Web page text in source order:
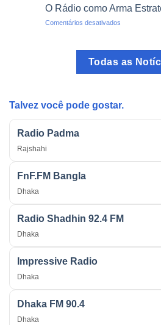
Ilegais
Tradicional
O Rádio como Arma
Comentários desativados
Arma
Estratégica
Todas as
Talvez você pode gostar.
Radio Padma
Rajshahi
FnF.FM Bangla
Dhaka
Radio Shadhin 92.4 FM
Dhaka
Impressive Radio
Dhaka
Dhaka FM 90.4
Dhaka